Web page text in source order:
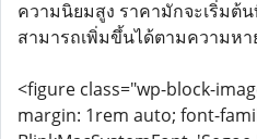
ความนิยมสูง ราคามักจะเริ่มต้
สามารถเพิ่มขึ้นได้ตามความห
<figure class="wp-block-
margin: 1rem auto; font-